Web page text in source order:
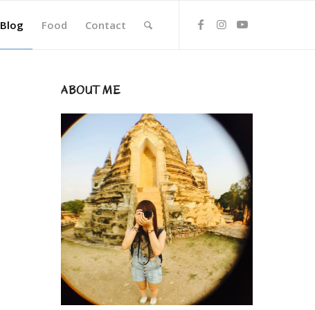
Blog Food Contact
ABOUT ME